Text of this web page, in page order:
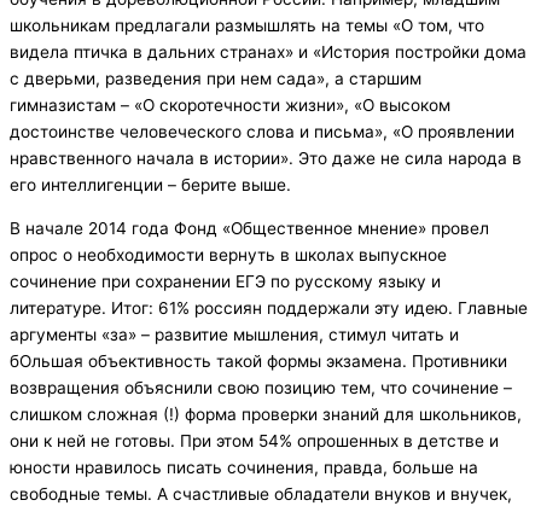
школьникам предлагали размышлять на темы «О том, что
видела птичка в дальних странах» и «История постройки дома
с дверьми, разведения при нем сада», а старшим
гимназистам – «О скоротечности жизни», «О высоком
достоинстве человеческого слова и письма», «О проявлении
нравственного начала в истории». Это даже не сила народа в
его интеллигенции – берите выше.
В начале 2014 года Фонд «Общественное мнение» провел
опрос о необходимости вернуть в школах выпускное
сочинение при сохранении ЕГЭ по русскому языку и
литературе. Итог: 61% россиян поддержали эту идею. Главные
аргументы «за» – развитие мышления, стимул читать и
бОльшая объективность такой формы экзамена. Противники
возвращения объяснили свою позицию тем, что сочинение –
слишком сложная (!) форма проверки знаний для школьников,
они к ней не готовы. При этом 54% опрошенных в детстве и
юности нравилось писать сочинения, правда, больше на
свободные темы. А счастливые обладатели внуков и внучек,